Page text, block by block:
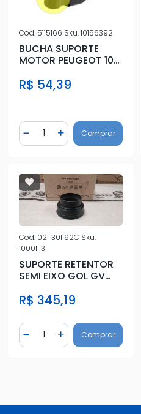
Cod. 5115166 Sku.10156392
BUCHA SUPORTE
MOTOR PEUGEOT 106
405 87/
R$ 54,39
Diminuir Quantidade
Quantidade
Adicionar Quantidade
Comprar
Cod. 02T301192C Sku.
10001113
SUPORTE RETENTOR
SEMI EIXO GOL GV
R$ 345,19
Diminuir Quantidade
Quantidade
Adicionar Quantidade
Comprar